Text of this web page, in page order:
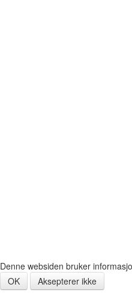
Denne websiden bruker
OK
Aksepterer ikke